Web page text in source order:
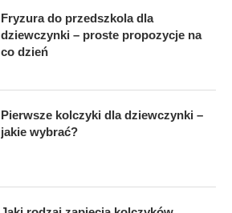
Fryzura do przedszkola dla
dziewczynki – proste propozycje na
co dzień
Pierwsze kolczyki dla dziewczynki –
jakie wybrać?